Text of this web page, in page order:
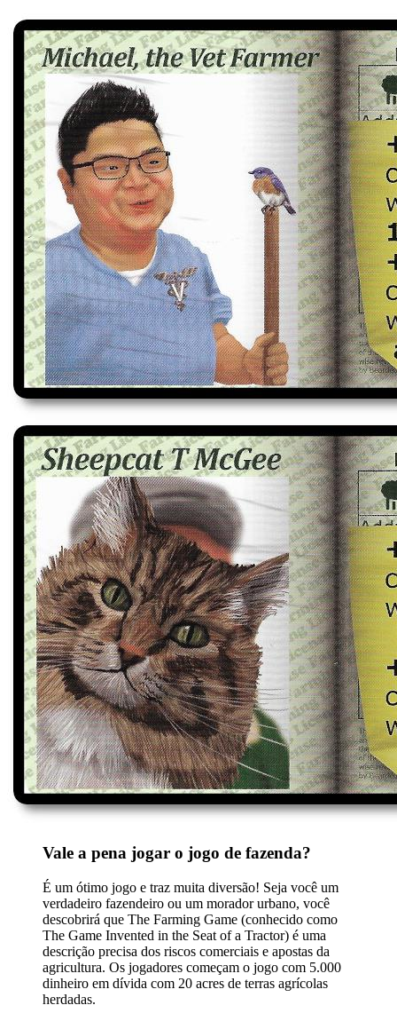
Vale a pena jogar o jogo de fazenda?
É um ótimo jogo e traz muita diversão! Seja você um
verdadeiro fazendeiro ou um morador urbano, você
descobrirá que The Farming Game (conhecido como
The Game Invented in the Seat of a Tractor) é uma
descrição precisa dos riscos comerciais e apostas da
agricultura. Os jogadores começam o jogo com 5.000
dinheiro em dívida com 20 acres de terras agrícolas
herdadas.